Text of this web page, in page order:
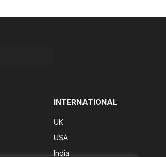
INTERNATIONAL
UK
USA
India